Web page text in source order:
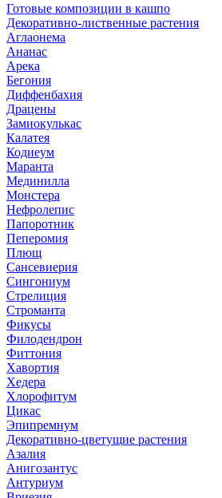
Готовые композиции в кашпо
Декоративно-лиственные растения
Аглаонема
Ананас
Арека
Бегония
Диффенбахия
Драцены
Замиокулькас
Калатея
Кодиеум
Маранта
Мединилла
Монстера
Нефролепис
Папоротник
Пеперомия
Плющ
Сансевиерия
Сингониум
Стрелиция
Строманта
Фикусы
Филодендрон
Фиттония
Хавортия
Хедера
Хлорофитум
Цикас
Эпипремнум
Декоративно-цветущие растения
Азалия
Анигозантус
Антуриум